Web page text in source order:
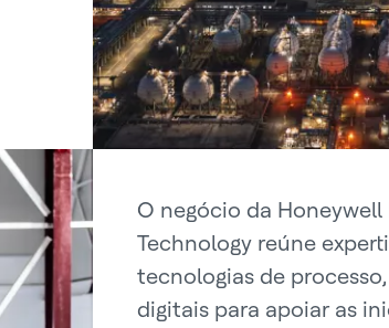
O negócio da
Technology reúne
tecnologias de
digitais para apoiar as